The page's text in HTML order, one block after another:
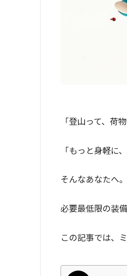
「登山って、荷
「もっと身軽に
そんなあなたへ
必要最低限の装
この記事では、